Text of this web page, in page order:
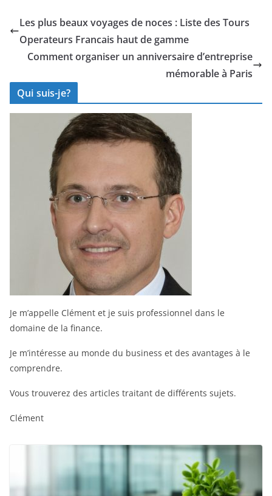
pour
entrepreneurs
Les plus beaux voyages de noces : Liste des Tours
Operateurs Francais haut de gamme
Comment organiser un anniversaire d’entreprise
mémorable à Paris
Qui suis-je?
Je m’appelle Clément et je suis professionnel dans le
domaine de la finance.
Je m’intéresse au monde du business et des avantages à le
comprendre.
Vous trouverez des articles traitant de différents sujets.
Clément